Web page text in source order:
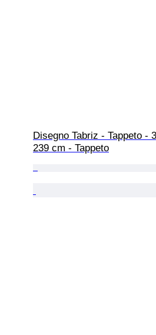
Disegno Tabriz - Tappeto -
239 cm - Tappeto